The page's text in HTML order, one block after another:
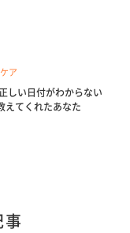
ア
しい日付がわからない
てくれたあなた